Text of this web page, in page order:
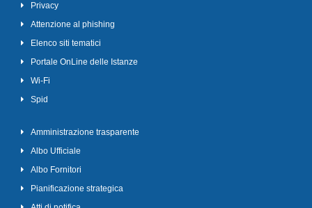
Privacy
Attenzione al phishing
Elenco siti tematici
Portale OnLine delle Istanze
Wi-Fi
Spid
Amministrazione trasparente
Albo Ufficiale
Albo Fornitori
Pianificazione strategica